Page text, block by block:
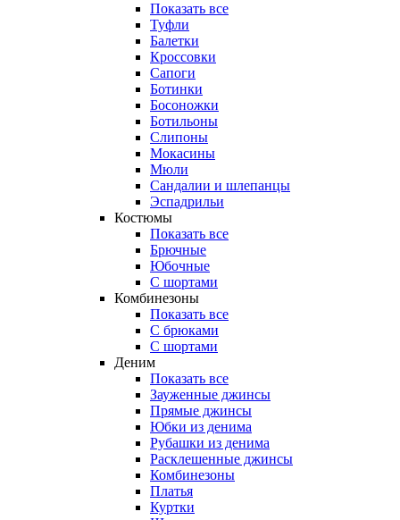
Показать все
Туфли
Балетки
Кроссовки
Сапоги
Ботинки
Босоножки
Ботильоны
Слипоны
Мокасины
Мюли
Сандалии и шлепанцы
Эспадрильи
Костюмы
Показать все
Брючные
Юбочные
С шортами
Комбинезоны
Показать все
С брюками
С шортами
Деним
Показать все
Зауженные джинсы
Прямые джинсы
Юбки из денима
Рубашки из денима
Расклешенные джинсы
Комбинезоны
Платья
Куртки